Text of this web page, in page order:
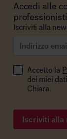
Accedi alle
Iscriviti alla
Accetto la
dei miei
Chiara.
Iscriviti alla